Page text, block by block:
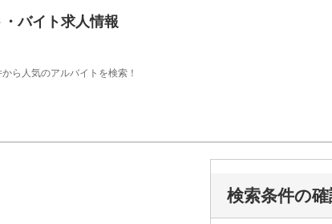
バイト求人情報
ら人気のアルバイトを検索！
検索条件の